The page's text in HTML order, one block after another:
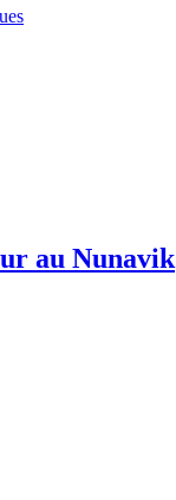
au Nunavik